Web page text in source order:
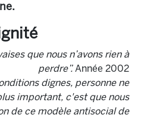
que nous n’avons rien à
perdre”.Année 2002
dignes, personne ne
important, c'est que nous
de ce modèle antisocial de